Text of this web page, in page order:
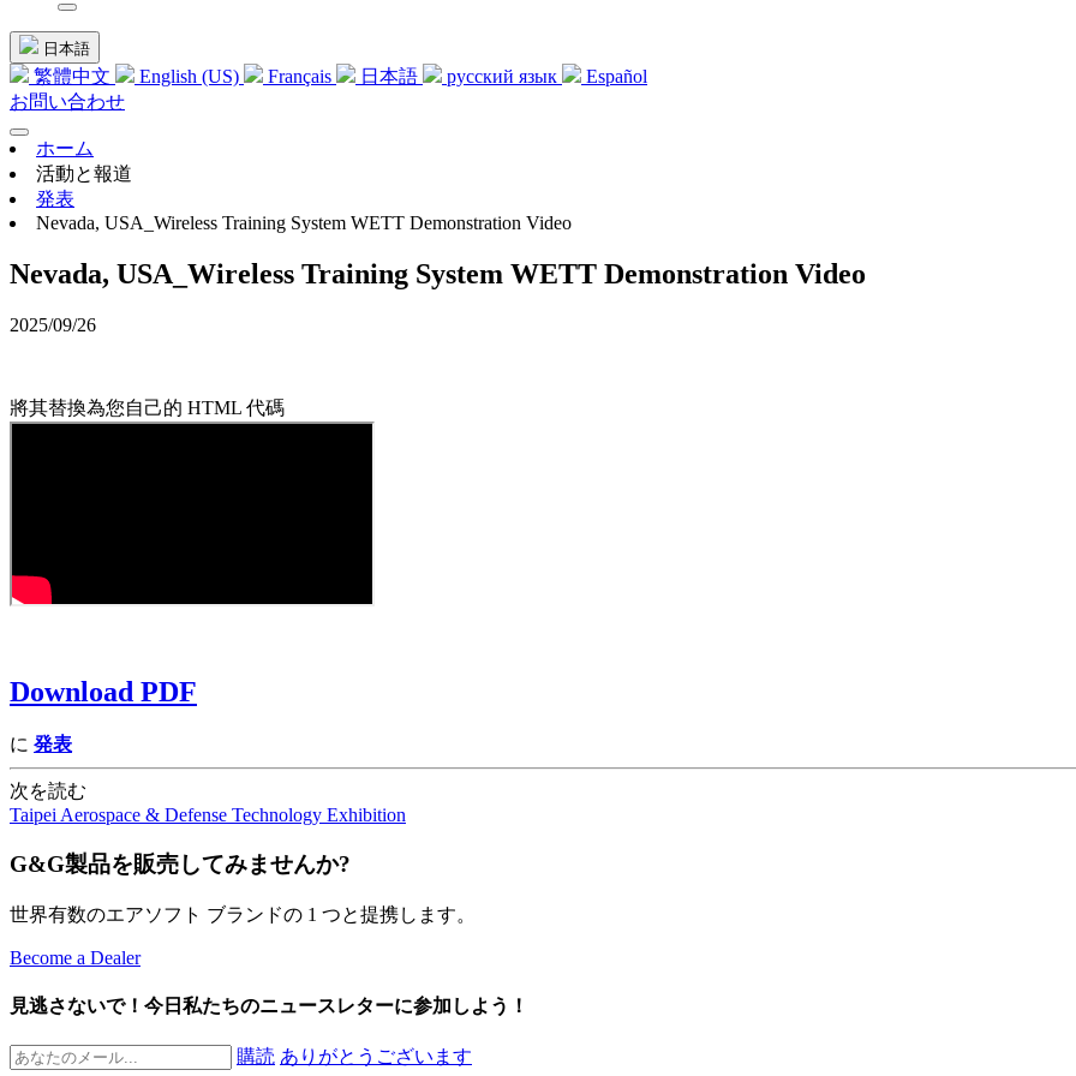
日本語
繁體中文 English (US) Français 日本語 русский язык
Español
お問い合わせ
ホーム
活動と報道
発表
Nevada, USA_Wireless Training System WETT Demonstration Video
Nevada, USA_Wireless Training System WETT Demonstration Video
2025/09/26
將其替換為您自己的 HTML 代碼
Download PDF
に 発表
次を読む
Taipei Aerospace & Defense Technology Exhibition
G&G製品を販売してみませんか?
世界有数のエアソフト ブランドの 1 つと提携します。
Become a Dealer
見逃さないで！今日私たちのニュースレターに参加しよう！
購読 ありがとうございます